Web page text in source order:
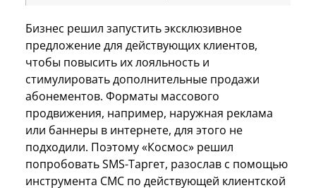
Бизнес решил запустить эксклюзивное
предложение для действующих клиентов,
чтобы повысить их лояльность и
стимулировать дополнительные продажи
абонементов. Форматы массового
продвижения, например, наружная реклама
или баннеры в интернете, для этого не
подходили. Поэтому «Космос» решил
попробовать SMS-Таргет, разослав с помощью
инструмента СМС по действующей клиентской